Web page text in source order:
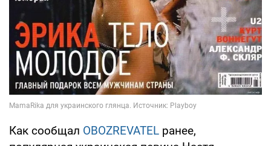
Как сообщал OBOZREVATEL ранее,